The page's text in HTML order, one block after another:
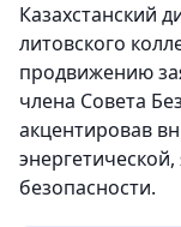
Казахстанский
литовского
продвижению
члена Совета
акцентировав
безопасности.